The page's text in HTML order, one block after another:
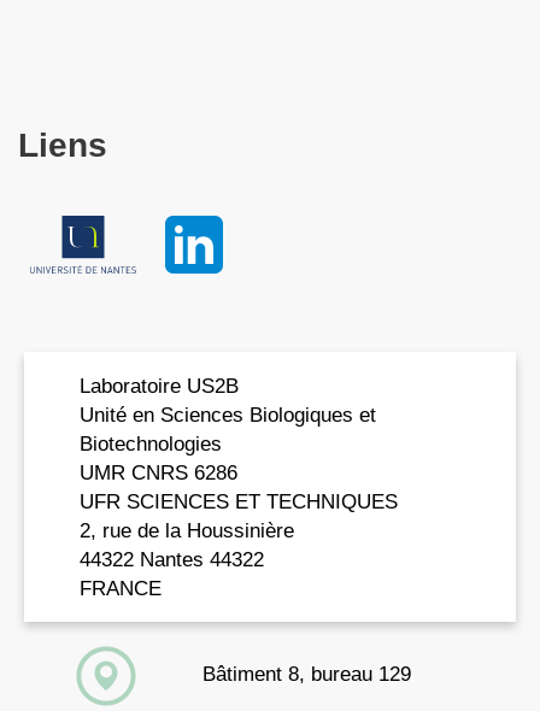
Jean-Louis; Darii, Ekaterina; Bazire, Pascal; Vergne-
Artiguenave, François; Médigue, Claudine; Vallenet,
David; Danchin, Antoine; Zaparucha, Anne;
isofunctional enzymes in methionine biosynthesis
Article de journal
Dans:Nature Chemical Biology,
2017.
Résumé| Liens|BibTeX
Liens
Laboratoire US2B
Unité en Sciences Biologiques et
Biotechnologies
UMR CNRS 6286
UFR SCIENCES ET TECHNIQUES
2, rue de la Houssinière
44322 Nantes 44322
FRANCE
Bâtiment 8, bureau 129